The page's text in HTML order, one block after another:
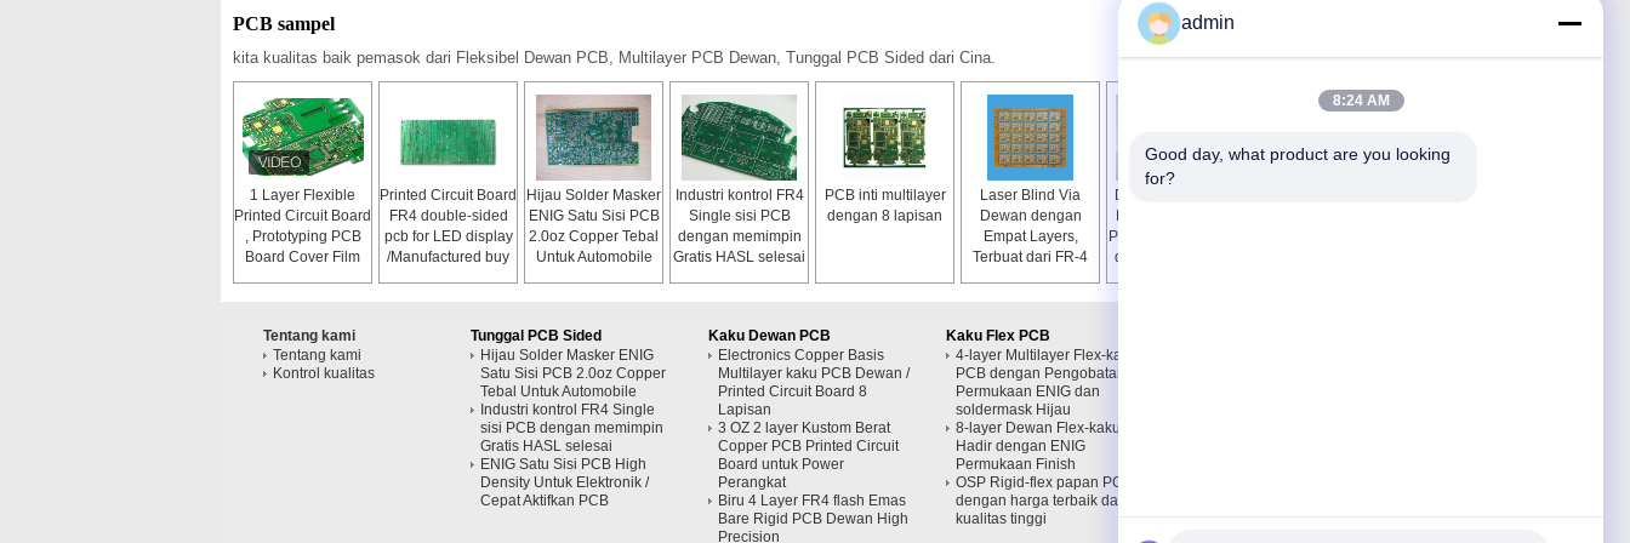
PCB sampel
kita kualitas baik pemasok dari Fleksibel Dewan PCB, Multilayer PCB Dewan, Tunggal PCB Sided dari Cina.
1 Layer Flexible
Printed Circuit Board
, Prototyping PCB
Board Cover Film
Printed Circuit Board
FR4 double-sided
pcb for LED display
/Manufactured buy
Hijau Solder Masker
ENIG Satu Sisi PCB
2.0oz Copper Tebal
Untuk Automobile
Industri kontrol FR4
Single sisi PCB
dengan memimpin
Gratis HASL selesai
PCB inti multilayer
dengan 8 lapisan
Laser Blind Via
Dewan dengan
Empat Layers,
Terbuat dari FR-4
Double Layer LED
Penerangan / lampu
dipimpin perakitan
Tentang kami
Tentang kami
Kontrol kualitas
Tunggal PCB Sided
Hijau Solder Masker ENIG
Satu Sisi PCB 2.0oz Copper
Tebal Untuk Automobile
Industri kontrol FR4 Single
sisi PCB dengan memimpin
Gratis HASL selesai
ENIG Satu Sisi PCB High
Density Untuk Elektronik /
Cepat Aktifkan PCB
Kaku Dewan PCB
Electronics Copper Basis
Multilayer kaku PCB Dewan /
Printed Circuit Board 8
Lapisan
3 OZ 2 layer Kustom Berat
Copper PCB Printed Circuit
Board untuk Power
Perangkat
Biru 4 Layer FR4 flash Emas
Bare Rigid PCB Dewan High
Precision
Kaku Flex PCB
4-layer Multilayer Flex-kaku
PCB dengan Pengobatan
Permukaan ENIG dan
soldermask Hijau
8-layer Dewan Flex-kaku,
Hadir dengan ENIG
Permukaan Finish
OSP Rigid-flex papan PCB
dengan harga terbaik dan
kualitas tinggi
admin
8:24 AM
Good day, what product are you looking
for?